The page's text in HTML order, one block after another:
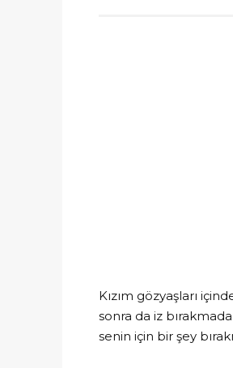
Kızım gözyaşları
sonra da iz
senin için bir şey